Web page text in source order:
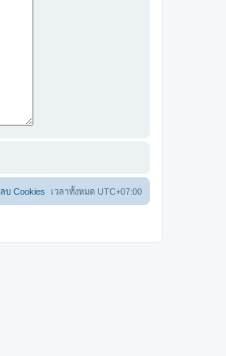
เวลาทั้งหมด UTC+07:00
ลบ Cookies